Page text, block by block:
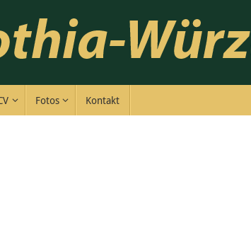
Fotos Kontakt